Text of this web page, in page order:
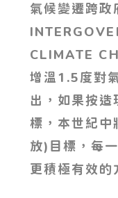
氣候變遷跨政
CLIMATE
增溫1.5度對
出，如果按造
標，本世紀中
放)目標，每
更積極有效的